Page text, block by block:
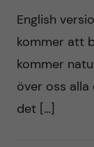
English
kommer att
kommer
över oss
det […]